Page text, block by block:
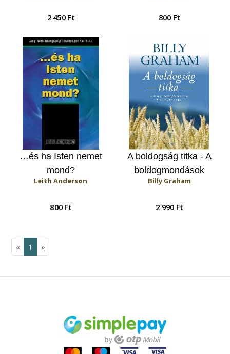
2 450 Ft 800 Ft
…és ha Isten nemet
mond?
Leith Anderson
800 Ft
A boldogság titka - A
boldogmondások
magyarázata
Billy Graham
2 990 Ft
« 1 »